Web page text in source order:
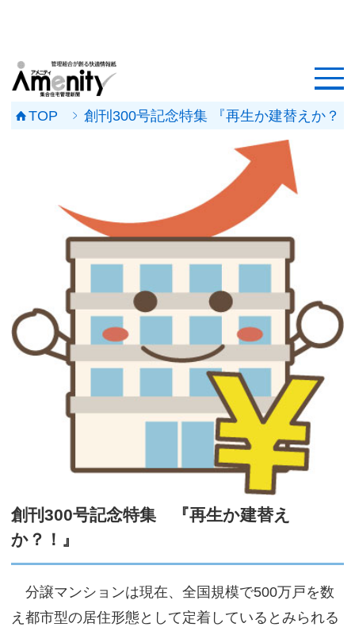
記事一覧
マンション改修ナビ
メンテナンス会社
マンションメンテの無料相談
媒体資料
サイトマップ
TOP 創刊300号記念特集 『再生か建替えか？
創刊300号記念特集 『再生か建替え
か？！』
分譲マンションは現在、全国規模で500万戸を数
え都市型の居住形態として定着しているとみられる